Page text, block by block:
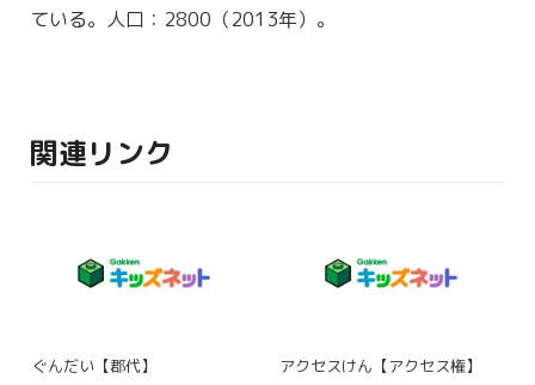
ている。人口：2800（2013年）。
関連リンク
ぐんだい【郡代】 アクセスけん【アクセス権】